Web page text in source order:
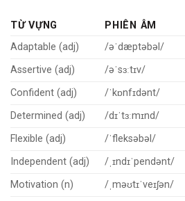
TỪ VỰNG PHIÊN ÂM
Adaptable (adj)
/əˈdæptəbəl/
Assertive (adj)
/əˈsɜːtɪv/
Confident (adj)
/ˈkɒnfɪdənt/
Determined (adj)
/dɪˈtɜːmɪnd/
Flexible (adj)
/ˈfleksəbəl/
Independent (adj)
/ˌɪndɪˈpendənt/
Motivation (n)
/ˌməʊtɪˈveɪʃən/